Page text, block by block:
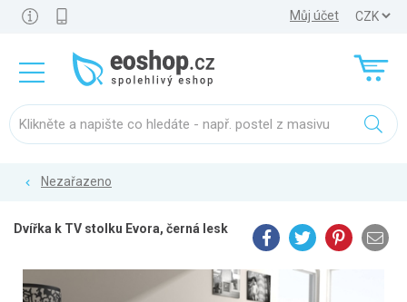
Můj účet
Nezařazeno
Dvířka k TV stolku Evora, černá lesk